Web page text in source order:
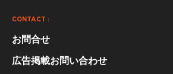
CONTACT :
お問合せ
広告掲載お問い合わせ